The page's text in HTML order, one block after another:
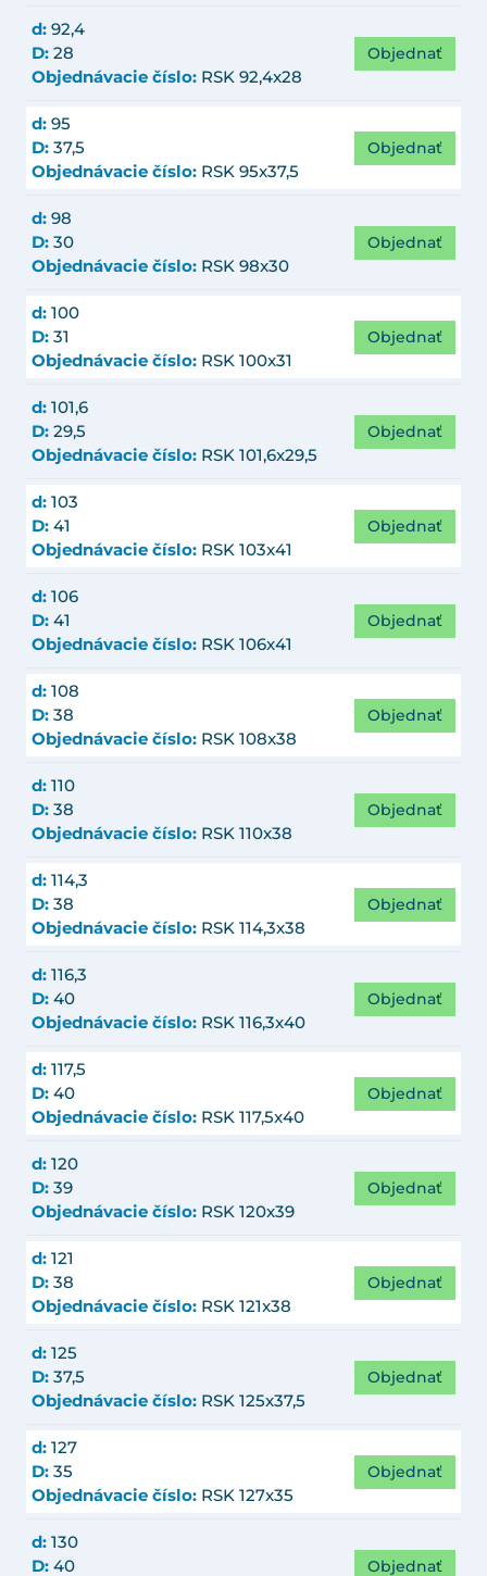
d: 92,4
D: 28
Objednávacie číslo: RSK 92,4x28
Objednať
d: 95
D: 37,5
Objednávacie číslo: RSK 95x37,5
Objednať
d: 98
D: 30
Objednávacie číslo: RSK 98x30
Objednať
d: 100
D: 31
Objednávacie číslo: RSK 100x31
Objednať
d: 101,6
D: 29,5
Objednávacie číslo: RSK 101,6x29,5
Objednať
d: 103
D: 41
Objednávacie číslo: RSK 103x41
Objednať
d: 106
D: 41
Objednávacie číslo: RSK 106x41
Objednať
d: 108
D: 38
Objednávacie číslo: RSK 108x38
Objednať
d: 110
D: 38
Objednávacie číslo: RSK 110x38
Objednať
d: 114,3
D: 38
Objednávacie číslo: RSK 114,3x38
Objednať
d: 116,3
D: 40
Objednávacie číslo: RSK 116,3x40
Objednať
d: 117,5
D: 40
Objednávacie číslo: RSK 117,5x40
Objednať
d: 120
D: 39
Objednávacie číslo: RSK 120x39
Objednať
d: 121
D: 38
Objednávacie číslo: RSK 121x38
Objednať
d: 125
D: 37,5
Objednávacie číslo: RSK 125x37,5
Objednať
d: 127
D: 35
Objednávacie číslo: RSK 127x35
Objednať
d: 130
D: 40
Objednať